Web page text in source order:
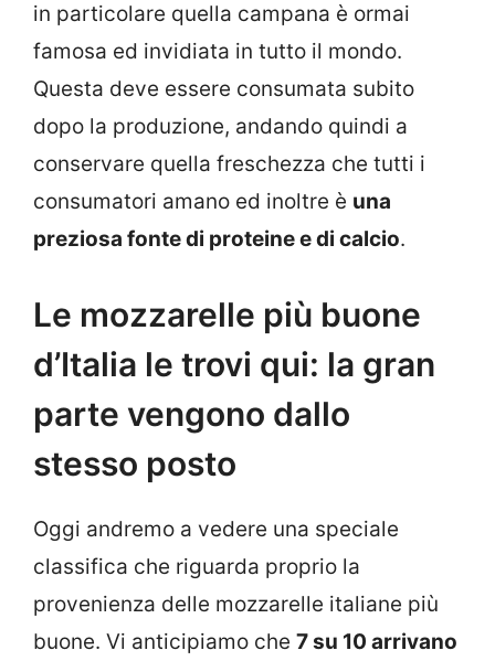
in particolare quella campana è ormai
famosa ed invidiata in tutto il mondo.
Questa deve essere consumata subito
dopo la produzione, andando quindi a
conservare quella freschezza che tutti i
consumatori amano ed inoltre è una
preziosa fonte di proteine e di calcio.
Le mozzarelle più buone
d’Italia le trovi qui: la gran
parte vengono dallo
stesso posto
Oggi andremo a vedere una speciale
classifica che riguarda proprio la
provenienza delle mozzarelle italiane più
buone. Vi anticipiamo che 7 su 10 arrivano